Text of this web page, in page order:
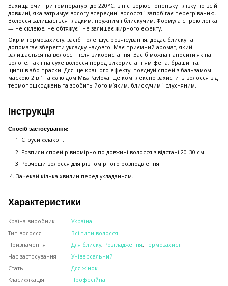
Захищаючи при температурі до 220°C, він створює тоненьку плівку по всій
довжині, яка затримує вологу всередині волосся і запобігає перегріванню.
Волосся залишається гладким, пружним і блискучим. Формула спрею легка
— не склеює, не обтяжує і не залишає жирного ефекту.
Окрім термозахисту, засіб полегшує розчісування, додає блиску та
допомагає зберегти укладку надовго. Має приємний аромат, який
залишається на волоссі після використання. Засіб можна наносити як на
вологе, так і на сухе волосся перед використанням фена, брашинга,
щипців або праски. Для ще кращого ефекту поєднуй спрей з бальзамом-
маскою 2 в 1 та флюїдом Miss Pavlova. Це комплексно захистить волосся від
термопошкоджень та зробить його м’яким, блискучим і слухняним.
Інструкція
Спосіб застосування:
Струси флакон.
Розпили спрей рівномірно по довжині волосся з відстані 20–30 см.
Розчеши волосся для рівномірного розподілення.
4. Зачекай кілька хвилин перед укладанням.
Характеристики
Країна виробник
Україна
Тип волосся
Всі типи волосся
Призначення
Для блиску, Розгладження,Термозахист
Час застосування
Універсальний
Стать
Для жінок
Класифікація
Професійна